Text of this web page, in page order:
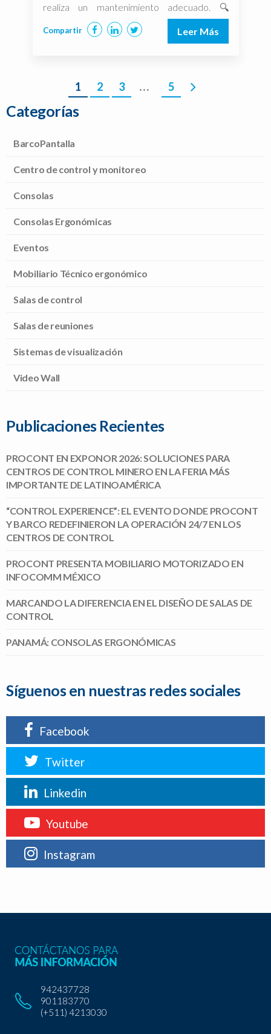
realiza un mantenimiento adecuado. 🔍
MANTENIMIENTO PREVENTIVO:✅
Limpieza y […]
Leer Más
Compartir
1 2 3 … 5
Siguiente
Categorías
BarcoPantalla
Centro de control y monitoreo
Consolas
Consolas Ergonómicas
Eventos
Mobiliario Técnico ergonómico
Salas de control
Salas de reuniones
Sistemas de visualización
Video Wall
Publicaciones Recientes
PROCONT EN EXPONOR 2026: SOLUCIONES PARA
CENTROS DE CONTROL MINERO EN LA FERIA MÁS
IMPORTANTE DE LATINOAMÉRICA
“CONTROL EXPERIENCE”: EL EVENTO DONDE PROCONT
Y BARCO REDEFINIERON LA OPERACIÓN 24/7 EN LOS
CENTROS DE CONTROL
PROCONT PRESENTA MOBILIARIO MOTORIZADO EN
INFOCOMM MÉXICO
MARCANDO LA DIFERENCIA EN EL DISEÑO DE SALAS DE
CONTROL
PANAMÁ: CONSOLAS ERGONÓMICAS
Síguenos en nuestras redes sociales
Facebook
Twitter
Linkedin
Youtube
Instagram
942437728
901183770
(+511) 4213030